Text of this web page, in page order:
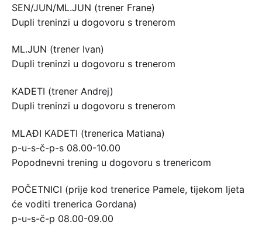
SEN/JUN/ML.JUN (trener Frane)
Dupli treninzi u dogovoru s trenerom
ML.JUN (trener Ivan)
Dupli treninzi u dogovoru s trenerom
KADETI (trener Andrej)
Dupli treninzi u dogovoru s trenerom
MLAĐI KADETI (trenerica Matiana)
p-u-s-č-p-s 08.00-10.00
Popodnevni trening u dogovoru s trenericom
POČETNICI (prije kod trenerice Pamele, tijekom ljeta
će voditi trenerica Gordana)
p-u-s-č-p 08.00-09.00